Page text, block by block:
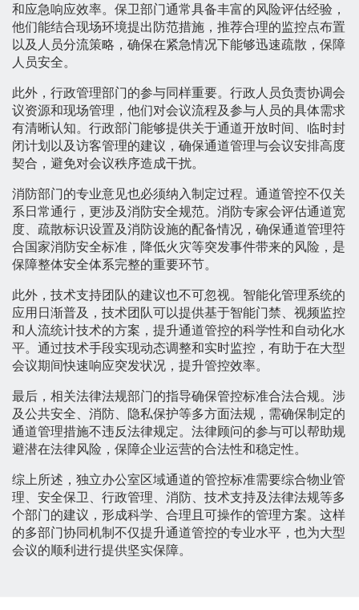
和应急响应效率。保卫部门通常具备丰富的风险评估经验，
他们能结合现场环境提出防范措施，推荐合理的监控点布置
以及人员分流策略，确保在紧急情况下能够迅速疏散，保障
人员安全。
此外，行政管理部门的参与同样重要。行政人员负责协调会
议资源和现场管理，他们对会议流程及参与人员的具体需求
有清晰认知。行政部门能够提供关于通道开放时间、临时封
闭计划以及访客管理的建议，确保通道管理与会议安排高度
契合，避免对会议秩序造成干扰。
消防部门的专业意见也必须纳入制定过程。通道管控不仅关
系日常通行，更涉及消防安全规范。消防专家会评估通道宽
度、疏散标识设置及消防设施的配备情况，确保通道管理符
合国家消防安全标准，降低火灾等突发事件带来的风险，是
保障整体安全体系完整的重要环节。
此外，技术支持团队的建议也不可忽视。智能化管理系统的
应用日渐普及，技术团队可以提供基于智能门禁、视频监控
和人流统计技术的方案，提升通道管控的科学性和自动化水
平。通过技术手段实现动态调整和实时监控，有助于在大型
会议期间快速响应突发状况，提升管控效率。
最后，相关法律法规部门的指导确保管控标准合法合规。涉
及公共安全、消防、隐私保护等多方面法规，需确保制定的
通道管理措施不违反法律规定。法律顾问的参与可以帮助规
避潜在法律风险，保障企业运营的合法性和稳定性。
综上所述，独立办公室区域通道的管控标准需要综合物业管
理、安全保卫、行政管理、消防、技术支持及法律法规等多
个部门的建议，形成科学、合理且可操作的管理方案。这样
的多部门协同机制不仅提升通道管控的专业水平，也为大型
会议的顺利进行提供坚实保障。